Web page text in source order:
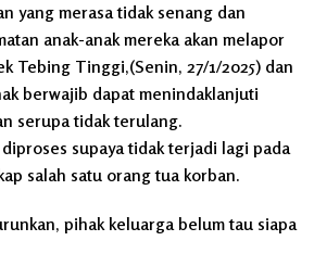
yang merasa tidak senang dan
anak-anak mereka akan melapor
Tebing Tinggi,(Senin, 27/1/2025) dan
berwajib dapat menindaklanjuti
serupa tidak terulang.
supaya tidak terjadi lagi pada
salah satu orang tua korban.
pihak keluarga belum tau siapa